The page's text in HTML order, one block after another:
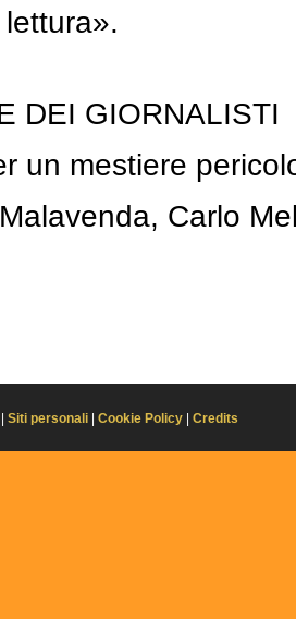
DEI GIORNALISTI
un mestiere
Carlo
Siti personali Cookie Policy Credits